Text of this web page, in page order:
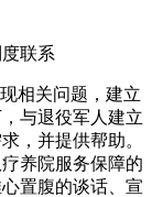
联系
相关问题，建立
与退役军人建立
，并提供帮助。
养院服务保障的
置腹的谈话、宣